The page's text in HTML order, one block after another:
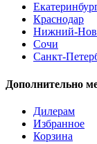
Краснодар
Нижний-
Сочи
Санкт-
Дополнительно
Дилерам
Избранное
Корзина